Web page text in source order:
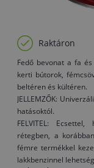
Raktáron
Fedő bevonat a fa
kerti bútorok,
beltéren és kültéren.
JELLEMZŐK:
hatásoktól.
FELVITEL:
rétegben, a
fémre termékkel
lakkbenzinnel